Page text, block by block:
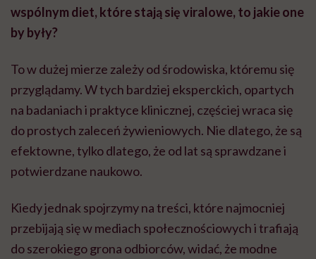
wspólnym diet, które stają się viralowe, to jakie one
by były?
To w dużej mierze zależy od środowiska, któremu się
przyglądamy. W tych bardziej eksperckich, opartych
na badaniach i praktyce klinicznej, częściej wraca się
do prostych zaleceń żywieniowych. Nie dlatego, że są
efektowne, tylko dlatego, że od lat są sprawdzane i
potwierdzane naukowo.
Kiedy jednak spojrzymy na treści, które najmocniej
przebijają się w mediach społecznościowych i trafiają
do szerokiego grona odbiorców, widać, że modne